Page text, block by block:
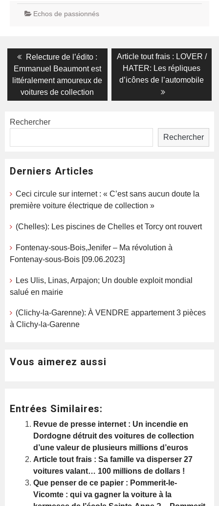
Echos de passionnés
Navigation
de
l’article
Previous
post:
Relecture de l’édito :
Emmanuel Beaumont est
littéralement amoureux de
voitures de collection
Next
post:
Article tout frais : LOVER /
HATER: Les répliques
d’icônes de l’automobile
Rechercher
Rechercher
Derniers Articles
Ceci circule sur internet : « C’est sans aucun doute la
première voiture électrique de collection »
(Chelles): Les piscines de Chelles et Torcy ont rouvert
Fontenay-sous-Bois,Jenifer – Ma révolution à
Fontenay-sous-Bois [09.06.2023]
Les Ulis, Linas, Arpajon; Un double exploit mondial
salué en mairie
(Clichy-la-Garenne): À VENDRE appartement 3 pièces
à Clichy-la-Garenne
Vous aimerez aussi
Entrées Similaires:
Revue de presse internet : Un incendie en
Dordogne détruit des voitures de collection
d’une valeur de plusieurs millions d’euros
Article tout frais : Sa famille va disperser 27
voitures valant… 100 millions de dollars !
Que penser de ce papier : Pommerit-le-
Vicomte : qui va gagner la voiture à la